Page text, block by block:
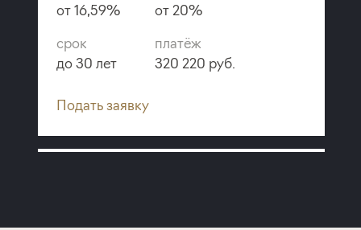
от 16,59%
от 20%
срок
до 30 лет
платёж
320 220 руб.
Подать заявку